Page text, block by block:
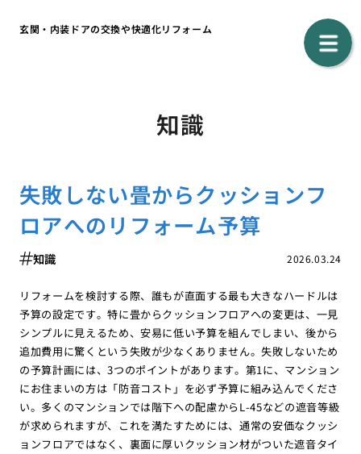
玄関・内装ドアの交換や快適化リフォーム
知識
失敗しない畳からクッションフ
ロアへのリフォーム予算
2026.03.24
知識
リフォームを検討する際、誰もが直面する最も大きなハードルは
予算の設定です。特に畳からクッションフロアへの変更は、一見
シンプルに見えるため、安易に低い予算を組んでしまい、後から
追加費用に驚くという失敗が少なくありません。失敗しないため
の予算計画には、3つのポイントがあります。第1に、マンション
にお住まいの方は「防音コスト」を必ず予算に組み込んでくださ
い。多くのマンションでは階下への配慮からL-45などの遮音等級
が求められますが、これを満たすためには、通常の安価なクッシ
ョンフロアではなく、裏面に厚いクッション材がついた遮音タイ